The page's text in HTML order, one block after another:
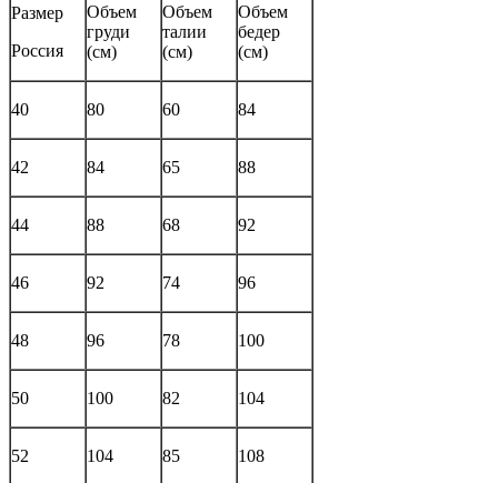
Размер
Россия
Объем
груди
(см)
Объем
талии
(см)
Объем
бедер
(см)
40 80 60 84
42 84 65 88
44 88 68 92
46 92 74 96
48 96 78 100
50 100 82 104
52 104 85 108